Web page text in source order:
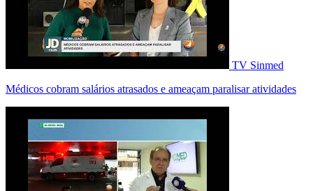
TV Sinmed
Médicos cobram salários atrasados e ameaçam paralisar atividades